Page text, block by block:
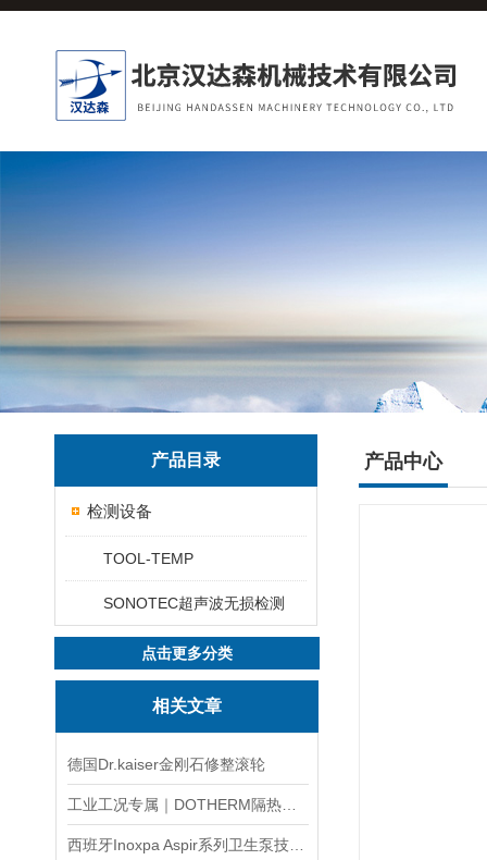
产品目录
检测设备
TOOL-TEMP
SONOTEC超声波无损检测
点击更多分类
相关文章
德国Dr.kaiser金刚石修整滚轮
产品中心